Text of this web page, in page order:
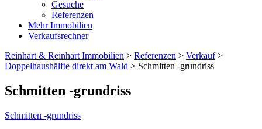
Gesuche
Referenzen
Mehr Immobilien
Verkaufsrechner
Reinhart & Reinhart Immobilien > Referenzen > Verkauf>
Doppelhaushälfte direkt am Wald > Schmitten -grundriss
Schmitten -grundriss
Schmitten -grundriss